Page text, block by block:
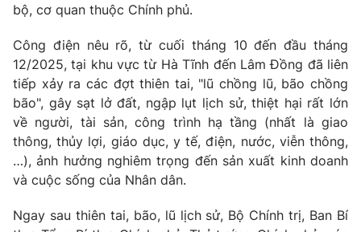
VTV Money VTV Thể thao
VTV Sức khoẻ Bất động sản
Thị trường 24h Tấm lòng Việt
VTV4 Vươn mình bằng AI
bộ, cơ quan thuộc Chính phủ.
Công điện nêu rõ, từ cuối tháng 10 đến đầu tháng
12/2025, tại khu vực từ Hà Tĩnh đến Lâm Đồng đã liên
tiếp xảy ra các đợt thiên tai, "lũ chồng lũ, bão chồng
bão", gây sạt lở đất, ngập lụt lịch sử, thiệt hại rất lớn
về người, tài sản, công trình hạ tầng (nhất là giao
thông, thủy lợi, giáo dục, y tế, điện, nước, viễn thông,
…), ảnh hưởng nghiêm trọng đến sản xuất kinh doanh
và cuộc sống của Nhân dân.
Ngay sau thiên tai, bão, lũ lịch sử, Bộ Chính trị, Ban Bí